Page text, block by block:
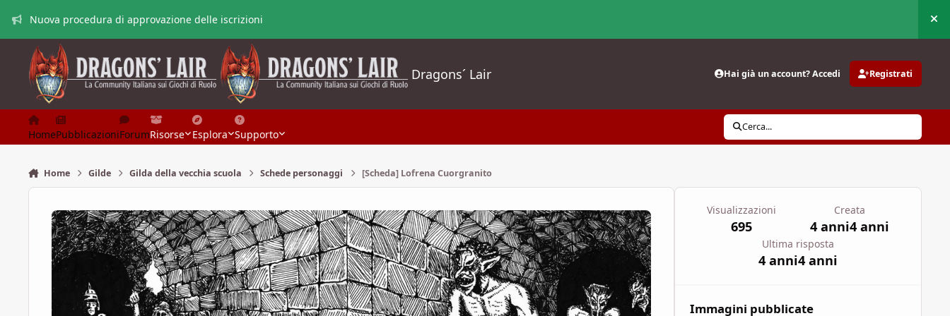
Nuova procedura di approvazione delle iscrizioni
Dragons´ Lair Hai già un account? Accedi Registrati
HomePubblicazioniForumRisorse Esplora Supporto
Cerca...
Home Gilde Gilda della vecchia scuola Schede personaggi [Scheda] Lofrena Cuorgranito
Visualizzazioni
695
Creata
4 anni4 anni
Ultima risposta
4 anni4 anni
Immagini pubblicate